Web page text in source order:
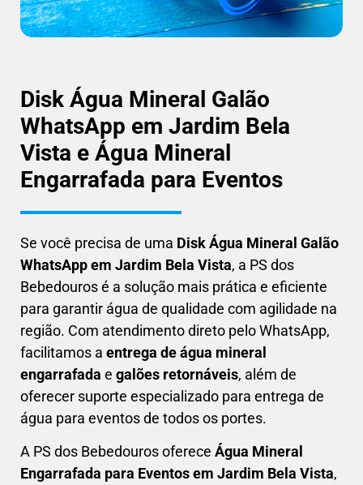
Disk Água Mineral Galão
WhatsApp em Jardim Bela
Vista e Água Mineral
Engarrafada para Eventos
Se você precisa de uma Disk Água Mineral Galão
WhatsApp em Jardim Bela Vista, a PS dos
Bebedouros é a solução mais prática e eficiente
para garantir água de qualidade com agilidade na
região. Com atendimento direto pelo WhatsApp,
facilitamos a entrega de água mineral
engarrafada e galões retornáveis, além de
oferecer suporte especializado para entrega de
água para eventos de todos os portes.
A PS dos Bebedouros oferece Água Mineral
Engarrafada para Eventos em Jardim Bela Vista,